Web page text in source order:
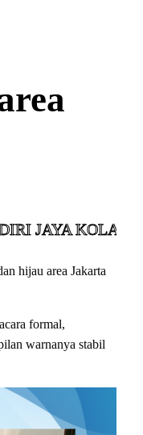
hijau area Jakarta
formal,
warnanya stabil